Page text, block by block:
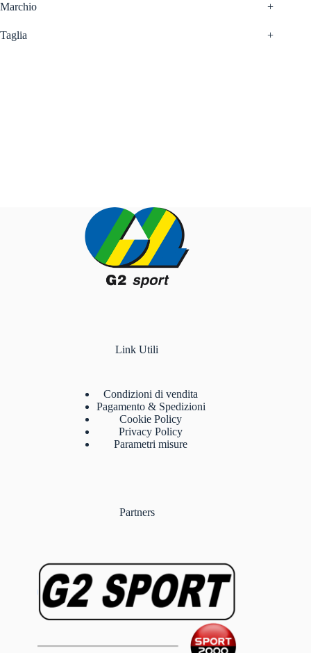
Marchio +
Taglia +
Link Utili
Condizioni di vendita
Pagamento & Spedizioni
Cookie Policy
Privacy Policy
Parametri misure
Partners